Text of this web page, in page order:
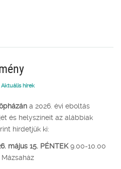
Aktuális hírek
a 2026. évi eboltás
és helyszíneit az alábbiak
hirdetjük ki:
május 15. PÉNTEK9.00-10.00